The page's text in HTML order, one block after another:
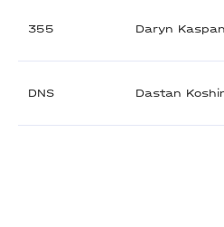
355 Daryn
DNS Dastan